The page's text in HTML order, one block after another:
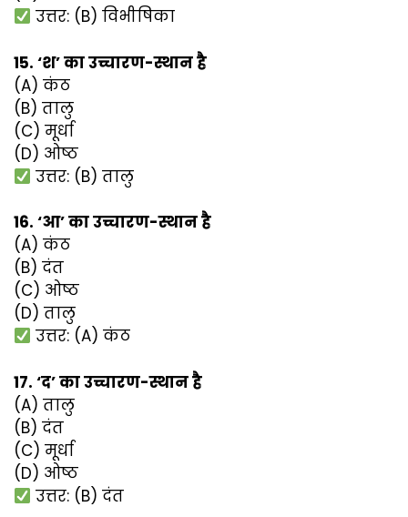
उत्तर: (B) विभीषिका
15. ‘श’ का उच्चारण-स्थान है
(A) कंठ
(B) तालु
(C) मूर्धा
(D) ओष्ठ
उत्तर: (B) तालु
16. ‘आ’ का उच्चारण-स्थान है
(A) कंठ
(B) दंत
(C) ओष्ठ
(D) तालु
उत्तर: (A) कंठ
17. ‘द’ का उच्चारण-स्थान है
(A) तालु
(B) दंत
(C) मूर्धा
(D) ओष्ठ
उत्तर: (B) दंत